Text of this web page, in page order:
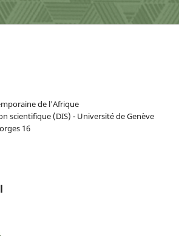
de l'Afrique
scientifique (DIS) - Université de Genève
16